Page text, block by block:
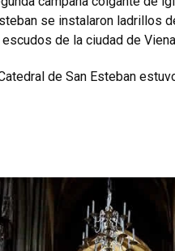
se instalaron ladrillos
de la ciudad de
de San Esteban